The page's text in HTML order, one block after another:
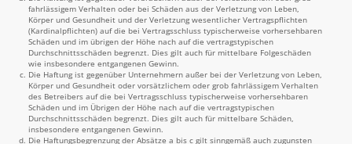
fahrlässigem Verhalten oder bei Schäden aus der Verletzung von Leben,
Körper und Gesundheit und der Verletzung wesentlicher Vertragspflichten
(Kardinalpflichten) auf die bei Vertragsschluss typischerweise vorhersehbaren
Schäden und im übrigen der Höhe nach auf die vertragstypischen
Durchschnittsschäden begrenzt. Dies gilt auch für mittelbare Folgeschäden
wie insbesondere entgangenen Gewinn.
Die Haftung ist gegenüber Unternehmern außer bei der Verletzung von Leben,
Körper und Gesundheit oder vorsätzlichem oder grob fahrlässigem Verhalten
des Betreibers auf die bei Vertragsschluss typischerweise vorhersehbaren
Schäden und im Übrigen der Höhe nach auf die vertragstypischen
Durchschnittsschäden begrenzt. Dies gilt auch für mittelbare Schäden,
insbesondere entgangenen Gewinn.
Die Haftungsbegrenzung der Absätze a bis c gilt sinngemäß auch zugunsten